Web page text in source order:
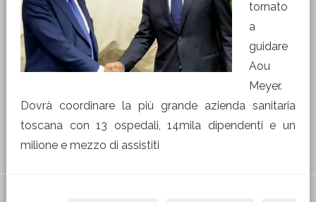
tornato
a
guidare
Aou
Meyer.
Dovrà coordinare la più grande azienda sanitaria
toscana con 13 ospedali, 14mila dipendenti e un
milione e mezzo di assistiti